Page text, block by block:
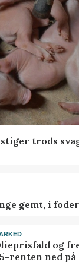
trods
gemt, i
og
renten ned